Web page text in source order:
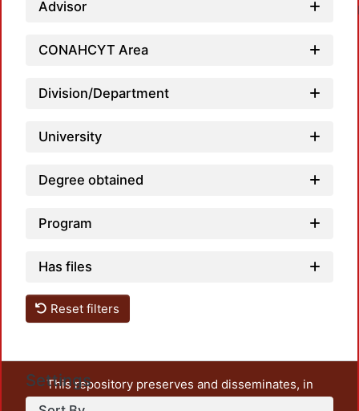
Advisor
CONAHCYT Area
Division/Department
University
Degree obtained
Program
Has files
Reset filters
Settings
This repository preserves and disseminates, in
unrestricted open access, the teaching and research